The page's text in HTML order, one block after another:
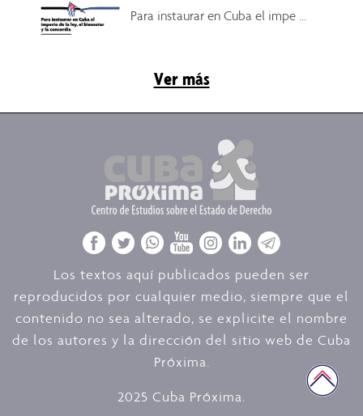
Para instaurar en Cuba el impe ...
Ver más
Los textos aquí publicados pueden ser
reproducidos por cualquier medio, siempre que el
contenido no sea alterado, se explicite el nombre
de los autores y la dirección del sitio web de Cuba
Próxima.
2025 Cuba Próxima.